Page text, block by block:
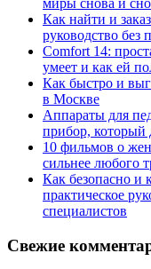
миры снова и
Как найти и
руководство без
Comfort 14:
умеет и как ей
Как быстро и
в Москве
Аппараты для
прибор, который
10 фильмов о
сильнее любого
Как безопасно и
практическое
специалистов
Свежие